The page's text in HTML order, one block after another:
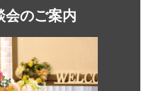
会のご案内